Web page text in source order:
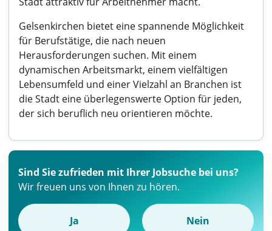
Gelsenkirchen bietet eine spannende Möglichkeit
für Berufstätige, die nach neuen
Herausforderungen suchen. Mit einem
dynamischen Arbeitsmarkt, einem vielfältigen
Lebensumfeld und einer Vielzahl an Branchen ist
die Stadt eine überlegenswerte Option für jeden,
der sich beruflich neu orientieren möchte.
Sind Sie zufrieden mit Ihrer Jobsuche bei uns?
Wir freuen uns von Ihnen zu hören.
Ja Nein